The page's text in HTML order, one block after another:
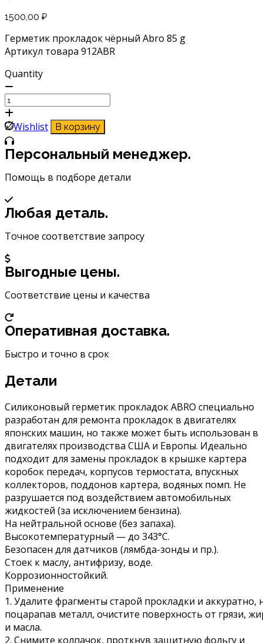
1500,00 ₽
Герметик прокладок чёрный Abro 85 g
Артикул товара 912ABR
Quantity
Количество
товара
Герметик
прокладок
чёрный
Abro
85
912ABR
Wishlist В корзину
Персональный менеджер.
Помощь в подборе детали
Любая деталь.
Точное соответствие запросу
Выгодные цены.
Соответствие цены и качества
Оперативная доставка.
Быстро и точно в срок
Детали
Силиконовый герметик прокладок ABRO специально
разработан для ремонта прокладок в двигателях
японских машин, но также может быть использован в
двигателях производства США и Европы. Идеально
подходит для замены прокладок в крышке картера
коробок передач, корпусов термостата, впускных
коллекторов, поддонов картера, водяных помп. Не
разрушается под воздействием автомобильных
жидкостей (за исключением бензина).
На нейтральной основе (без запаха).
Высокотемпературный — до 343°С.
Безопасен для датчиков (лямбда-зонды и пр.).
Стоек к маслу, антифризу, воде.
Коррозионностойкий.
Применение
1. Удалите фрагменты старой прокладки и аккуратно,
поцарапав металл, очистите поверхность от грязи,
и масла.
2. Снимите колпачок, проткнув защитную фольгу и